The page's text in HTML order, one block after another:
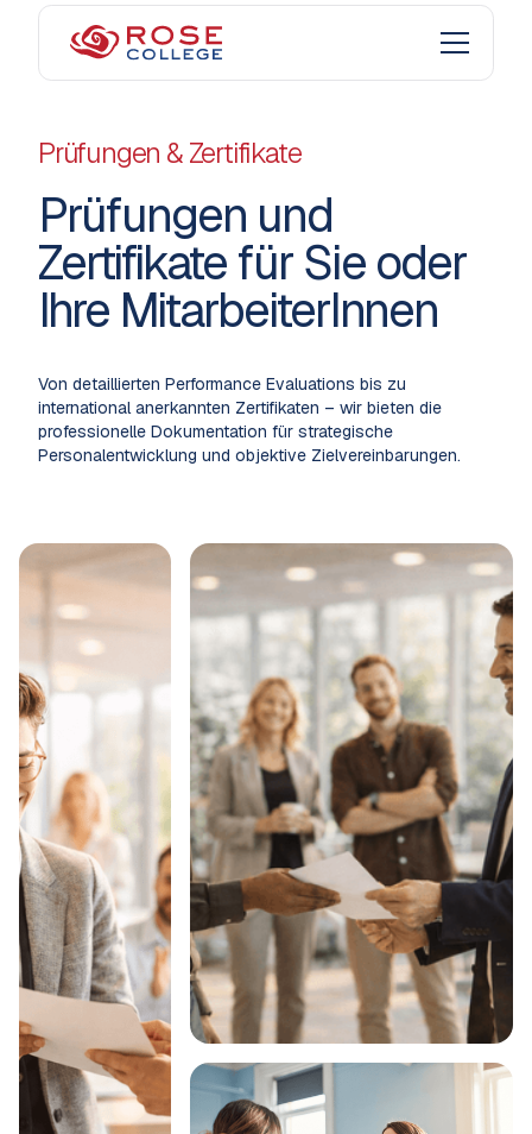
Prüfungen & Zertifikate
Prüfungen und
Zertifikate für Sie oder
Ihre MitarbeiterInnen
Von detaillierten Performance Evaluations bis zu
international anerkannten Zertifikaten – wir bieten die
professionelle Dokumentation für strategische
Personalentwicklung und objektive Zielvereinbarungen.